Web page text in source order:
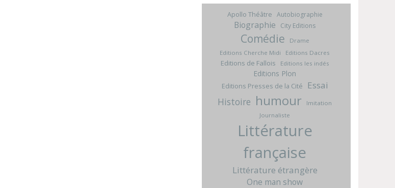
Apollo Théâtre Autobiographie
Biographie City Editions
Comédie
Drame
Editions Cherche Midi
Editions Dacres
Editions de Fallois Editions les indés
Editions Plon
Editions Presses de la Cité Essai
Histoire humour
Imitation
Journaliste
Littérature
française
Littérature étrangère
One man show